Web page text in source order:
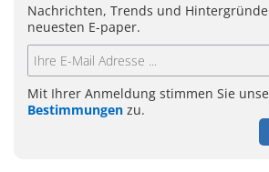
Nachrichten, Trends und
neuesten E-paper.
Mit Ihrer Anmeldung stimmen Sie
Bestimmungen zu.